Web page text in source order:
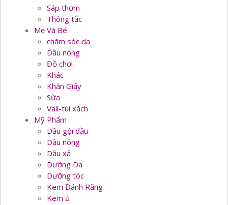
Sáp thơm
Thông tắc
Mẹ Và Bé
chăm sóc da
Dầu nóng
Đồ chơi
Khác
Khăn Giấy
Sữa
Vali-túi xách
Mỹ Phẩm
Dầu gội đầu
Dầu nóng
Dầu xả
Dưỡng Da
Dưỡng tóc
Kem Đánh Răng
Kem ủ